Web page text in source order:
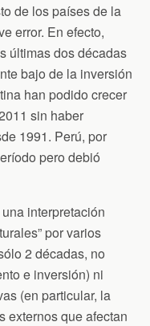
de los países de la
error. En efecto,
últimas dos décadas
bajo de la inversión
han podido crecer
sin haber
1991. Perú, por
pero debió
interpretación
por varios
2 décadas, no
e inversión) ni
(en particular, la
externos que afectan